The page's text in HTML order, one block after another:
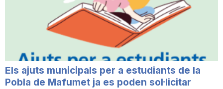
Els ajuts municipals per a estudiants de la
Pobla de Mafumet ja es poden sol·licitar